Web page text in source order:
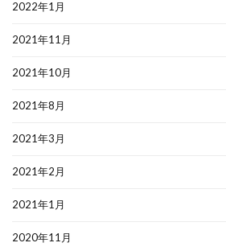
2022年1月
2021年11月
2021年10月
2021年8月
2021年3月
2021年2月
2021年1月
2020年11月